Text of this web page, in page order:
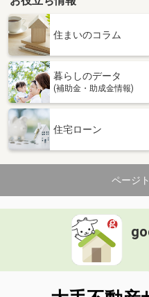
価 格
千
専有面積
間取り
千葉県八千代市八千代台北
住 所
千葉
専有面積
間取り
1K
千葉県千葉市中央区若草１
価 格
住 所
千
専有面積
間取り
1K
住まいのコラム
暮らしのデータ
(補助金・助成金情報)
住宅ローン
ページ